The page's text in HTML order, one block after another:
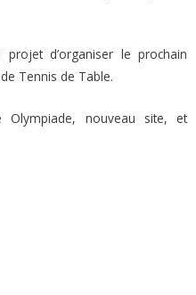
projet d’organiser le prochain
Tennis de Table.
Olympiade, nouveau site, et